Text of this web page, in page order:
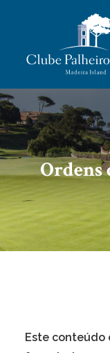
INÍCIO
O CLUBE
ACADEMIA
ASSOCIADOS /
TORNEIOS
GALERIAS
Ordens
Este conteúdo